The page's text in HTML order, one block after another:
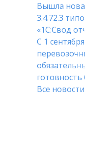
Вышла
3.4.72.3
«1C:Свод
С 1
готовность
Все новости